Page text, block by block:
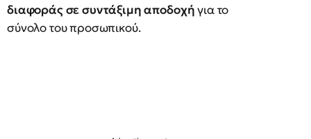
διαφοράς σε συντάξιμη αποδοχήγια το
σύνολο του προσωπικού.